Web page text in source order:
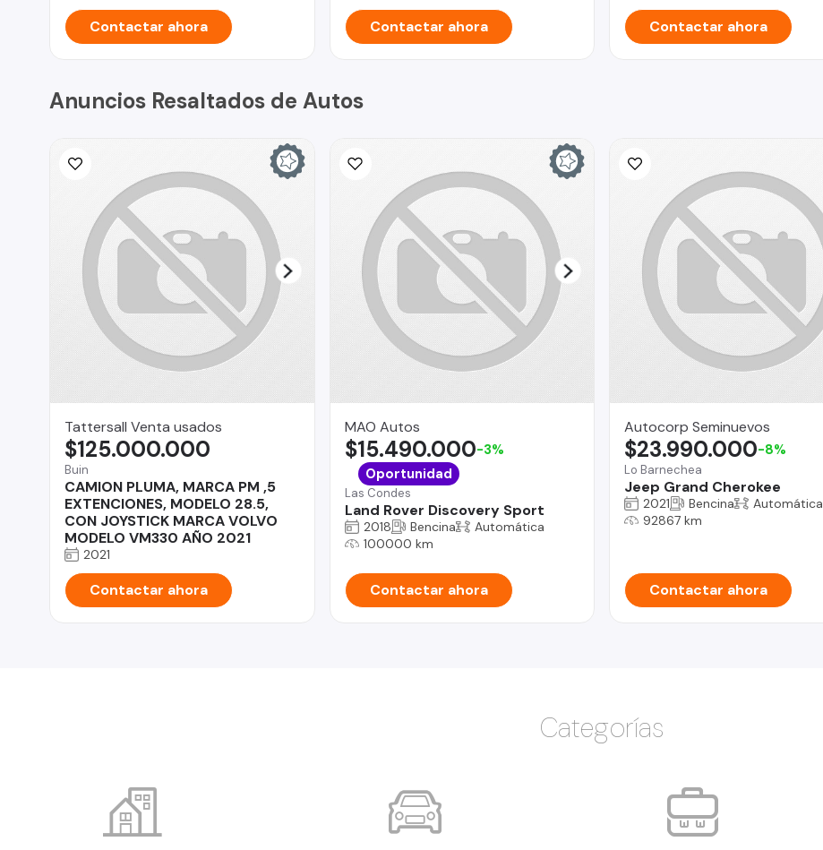
Contactar ahora Contactar ahora Contactar ahora
Anuncios Resaltados de Autos
Tattersall Venta usados
Buin
CAMION PLUMA, MARCA PM ,5
EXTENCIONES, MODELO 28.5,
CON JOYSTICK MARCA VOLVO
MODELO VM330 AÑO 2021
$125.000.000
2021
Contactar ahora
MAO Autos
Las Condes
Land Rover Discovery Sport
$15.490.000-3%
Oportunidad
2018 Bencina
Automática
100000 km
Contactar ahora
Autocorp Seminuevos
Lo Barnechea
Jeep Grand Cherokee
$23.990.000-8%
2021 Bencina
Automática
92867 km
Contactar ahora
Categorías